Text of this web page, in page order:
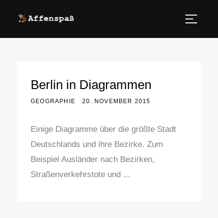
Berlin in Diagrammen
GEOGRAPHIE 20. NOVEMBER 2015
Einige Diagramme über die größte Stadt
Deutschlands und ihre Bezirke. Zum
Beispiel Ausländer nach Bezirken,
Straßenverkehrstote und ...